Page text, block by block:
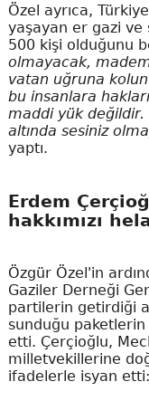
Özel ayrıca,
yaşayan er gazi ve
500 kişi olduğunu
olmayacak,
vatan uğruna
bu insanlara
maddi yük değildir.
altında sesiniz
yaptı.
Erdem
hakkımızı
Özgür Özel'in
Gaziler Derneği
partilerin getirdiği
sunduğu paketlerin
etti. Çerçioğlu,
milletvekillerine
ifadelerle isyan etti: